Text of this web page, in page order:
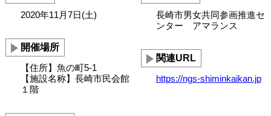
2020年11月7日(土)
開催場所
【住所】魚の町5-1
【施設名称】長崎市民会館
１階
長崎市男女共同参画推進セ
ンター アマランス
関連URL
https://ngs-shiminkaikan.jp